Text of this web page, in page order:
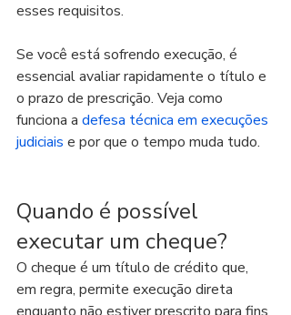
esses requisitos.
Se você está sofrendo execução, é
essencial avaliar rapidamente o título e
o prazo de prescrição. Veja como
funciona a defesa técnica em execuções
judiciais e por que o tempo muda tudo.
Quando é possível
executar um cheque?
O cheque é um título de crédito que,
em regra, permite execução direta